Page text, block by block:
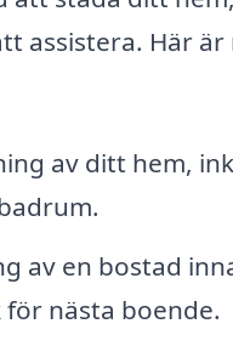
assistera. Här
av ditt hem,
av en bostad
nästa boende.